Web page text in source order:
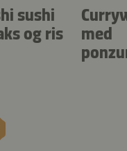
sushi
og ris
med